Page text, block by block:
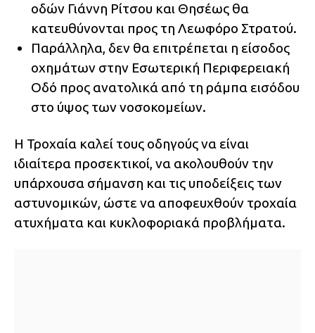
οδών Γιάννη Ρίτσου και Θησέως θα
κατευθύνονται προς τη Λεωφόρο Στρατού.
Παράλληλα, δεν θα επιτρέπεται η είσοδος
οχημάτων στην Εσωτερική Περιφερειακή
Οδό προς ανατολικά από τη ράμπα εισόδου
στο ύψος των νοσοκομείων.
Η Τροχαία καλεί τους οδηγούς να είναι
ιδιαίτερα προσεκτικοί, να ακολουθούν την
υπάρχουσα σήμανση και τις υποδείξεις των
αστυνομικών, ώστε να αποφευχθούν τροχαία
ατυχήματα και κυκλοφοριακά προβλήματα.